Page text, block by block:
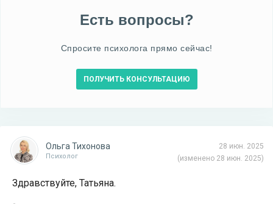
Есть вопросы?
Спросите психолога прямо сейчас!
ПОЛУЧИТЬ КОНСУЛЬТАЦИЮ
28 июн. 2025
(изменено 28 июн. 2025)
Ольга Тихонова
Психолог
Здравствуйте, Татьяна.